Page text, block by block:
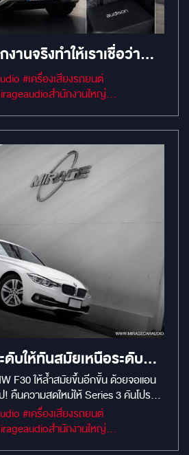
านจริงทำให้เราเชื่อว่า
” ไม่สามารถแก้ระบบ
ได้
ดับให้ทันสมัยเหนือระดับ
ด์สเปกท็อป ฟังก์ชันครบ
F30 ให้ล้ำสมัยขึ้นอีกขั้น ด้วยจอแอน
รด
อนดรอยด์ตรงรุ่นสำหรับ BMW F30
ะดับ HD ทัชสกรีนลื่นไหลไม่มีสะดุด